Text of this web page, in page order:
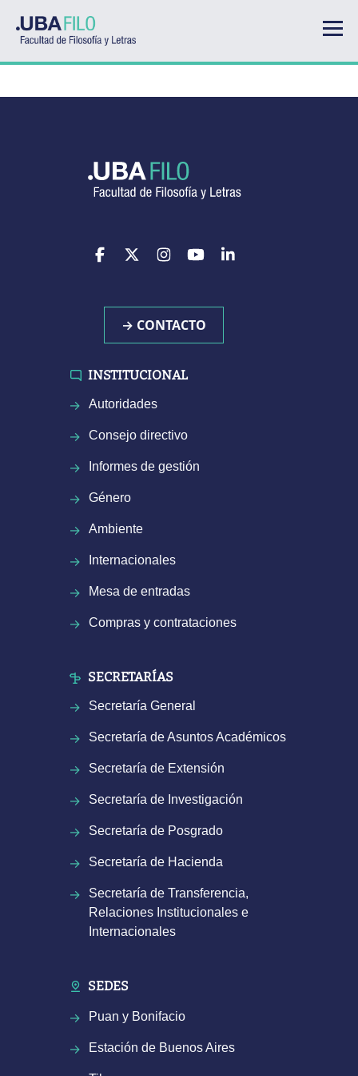
→ CONTACTO
INSTITUCIONAL
Autoridades
Consejo directivo
Informes de gestión
Género
Ambiente
Internacionales
Mesa de entradas
Compras y contrataciones
SECRETARÍAS
Secretaría General
Secretaría de Asuntos Académicos
Secretaría de Extensión
Secretaría de Investigación
Secretaría de Posgrado
Secretaría de Hacienda
Secretaría de Transferencia,
Relaciones Institucionales e
Internacionales
SEDES
Puan y Bonifacio
Estación de Buenos Aires